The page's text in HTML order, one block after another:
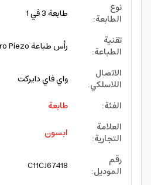
نوع
الطابعة:
طابعة 3 في 1
تقنية
الطباعة:
رأس طباعة Epson Micro Piezo™
الاتصال
اللاسلكي:
واي فاي دايركت
الفئة:
طابعة
العلامة
التجارية:
ابسون
رقم
الموديل:
C11CJ67418